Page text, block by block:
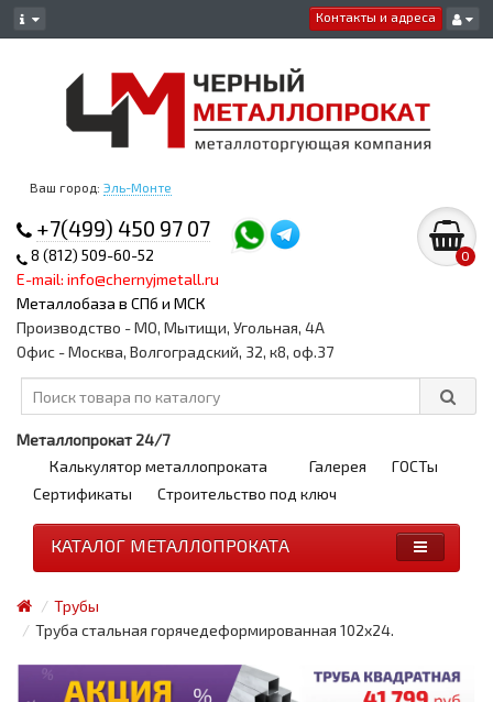
Контакты и адреса
Ваш город: Эль-Монте
+7(499) 450 97 07
8 (812) 509-60-52
E-mail: info@chernyjmetall.ru
Металлобаза в СПб и МСК
0
Производство - МО, Мытищи, Угольная, 4А
Офис - Москва, Волгоградский, 32, к8, оф.37
Металлопрокат 24/7
Калькулятор металлопроката
Галерея
ГОСТы
Сертификаты
Строительство под ключ
КАТАЛОГ МЕТАЛЛОПРОКАТА
Трубы
Труба стальная горячедеформированная 102x24.